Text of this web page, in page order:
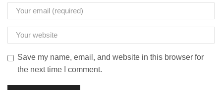
Save my name, email, and website in this browser for
the next time I comment.